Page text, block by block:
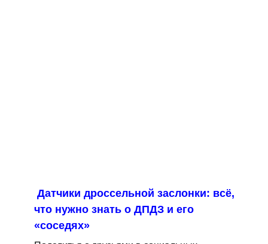
Датчики дроссельной заслонки: всё,
что нужно знать о ДПДЗ и его
«соседях»